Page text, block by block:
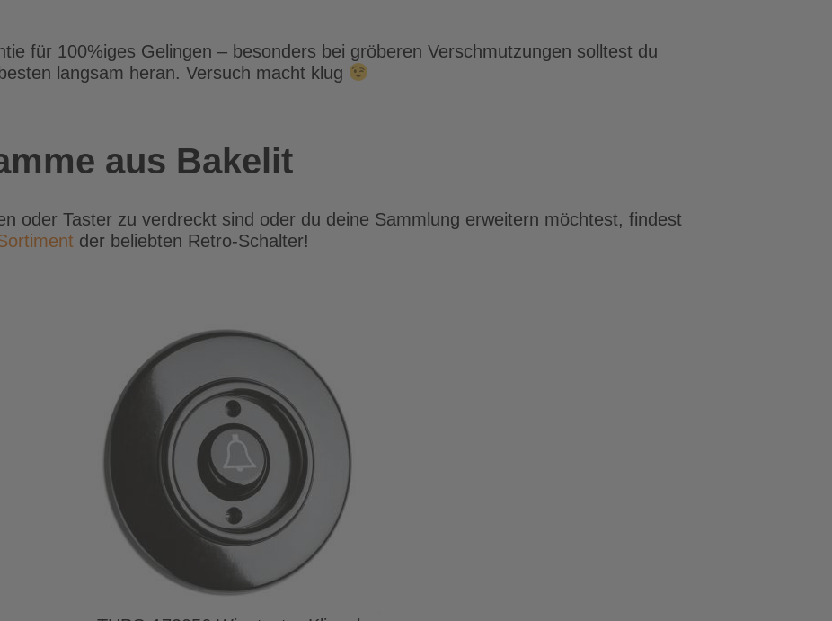
für 100%iges Gelingen – besonders bei gröberen Verschmutzungen solltest du
langsam heran. Versuch macht klug
aus Bakelit
oder Taster zu verdreckt sind oder du deine Sammlung erweitern möchtest, findest
der beliebten Retro-Schalter!